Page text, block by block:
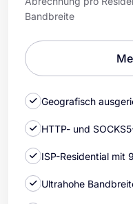
Bandbreite
Geografisch
HTTP- und
ISP-Residential mit
Ultrahohe